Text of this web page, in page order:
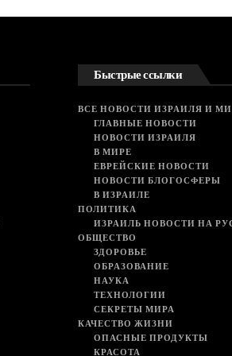
Быстрые ссылки
ВСЕ НОВОСТИ ИЗРАИЛЯ И
ГЛАВНЫЕ НОВОСТИ
НОВОСТИ ИЗРАИЛЯ
В МИРЕ
ЕВРЕЙСКИЕ НОВОСТИ
НОВОСТИ БЛОГОСФЕРЫ
В ИЗРАИЛЕ
ПОЛИТИКА
ИЗРАИЛЬ НОВОСТИ НА
ОБЩЕСТВО
ЗДОРОВЬЕ
ОБРАЗОВАНИЕ
НАУКА
ТЕХНОЛОГИИ
СЕКРЕТЫ МИРА
КАЧЕСТВО ЖИЗНИ
ОПАСНЫЕ ПРОДУКТЫ
КРАСОТА